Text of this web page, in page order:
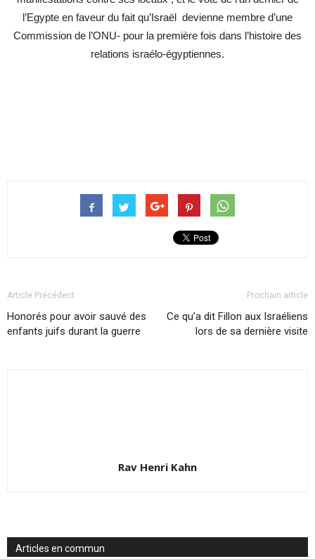
l’Egypte en faveur du fait qu’Israël devienne membre d’une
Commission de l’ONU- pour la première fois dans l’histoire des
relations israélo-égyptiennes.
Article Précédent
Honorés pour avoir sauvé des
enfants juifs durant la guerre
Prochain article
Ce qu’a dit Fillon aux Israéliens
lors de sa dernière visite
Rav Henri Kahn
Articles en commun